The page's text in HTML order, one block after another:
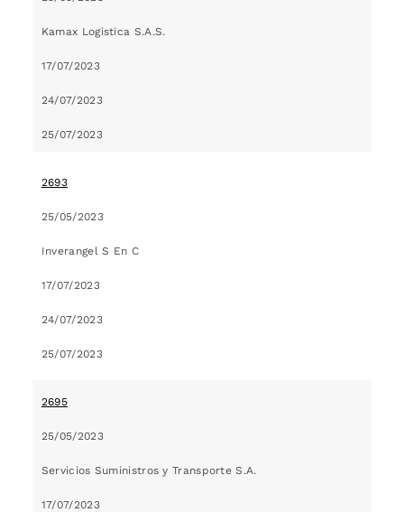
Kamax Logistica S.A.S.
17/07/2023
24/07/2023
25/07/2023
2693
25/05/2023
Inverangel S En C
17/07/2023
24/07/2023
25/07/2023
2695
25/05/2023
Servicios Suministros y Transporte S.A.
17/07/2023